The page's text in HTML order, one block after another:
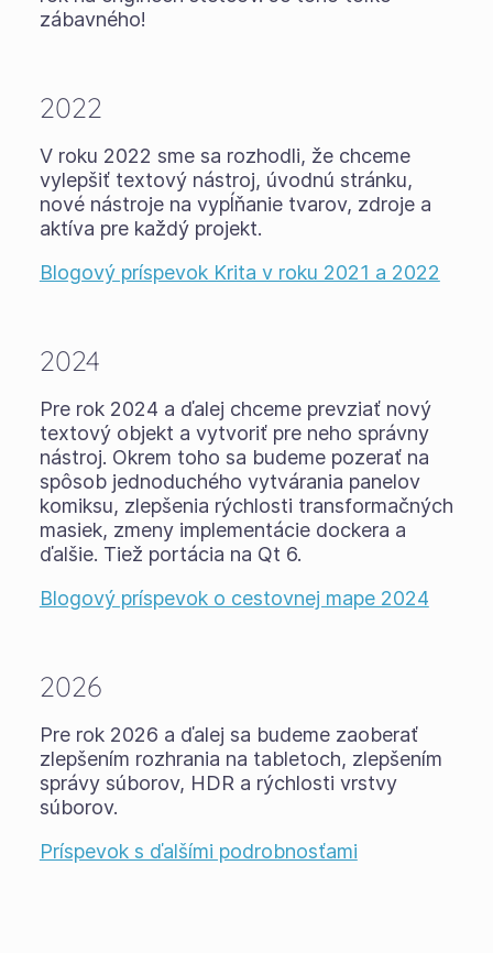
zábavného!
2022
V roku 2022 sme sa rozhodli, že chceme
vylepšiť textový nástroj, úvodnú stránku,
nové nástroje na vypĺňanie tvarov, zdroje a
aktíva pre každý projekt.
Blogový príspevok Krita v roku 2021 a 2022
2024
Pre rok 2024 a ďalej chceme prevziať nový
textový objekt a vytvoriť pre neho správny
nástroj. Okrem toho sa budeme pozerať na
spôsob jednoduchého vytvárania panelov
komiksu, zlepšenia rýchlosti transformačných
masiek, zmeny implementácie dockera a
ďalšie. Tiež portácia na Qt 6.
Blogový príspevok o cestovnej mape 2024
2026
Pre rok 2026 a ďalej sa budeme zaoberať
zlepšením rozhrania na tabletoch, zlepšením
správy súborov, HDR a rýchlosti vrstvy
súborov.
Príspevok s ďalšími podrobnosťami